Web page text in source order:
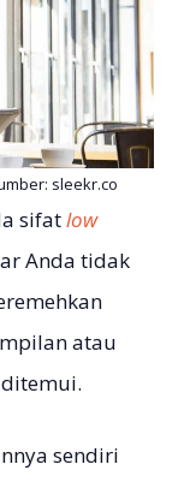
sleekr.co
sifatlow
Anda tidak
atau
sendiri